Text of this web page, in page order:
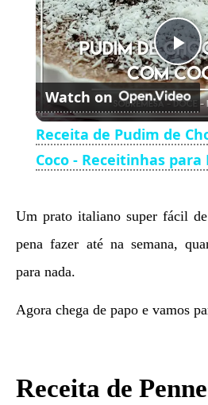
Watch on
Receita de Pudim de
Coco - Receitinhas para
Um prato italiano super fácil
pena fazer até na semana,
para nada.
Agora chega de papo e vamos
Receita de